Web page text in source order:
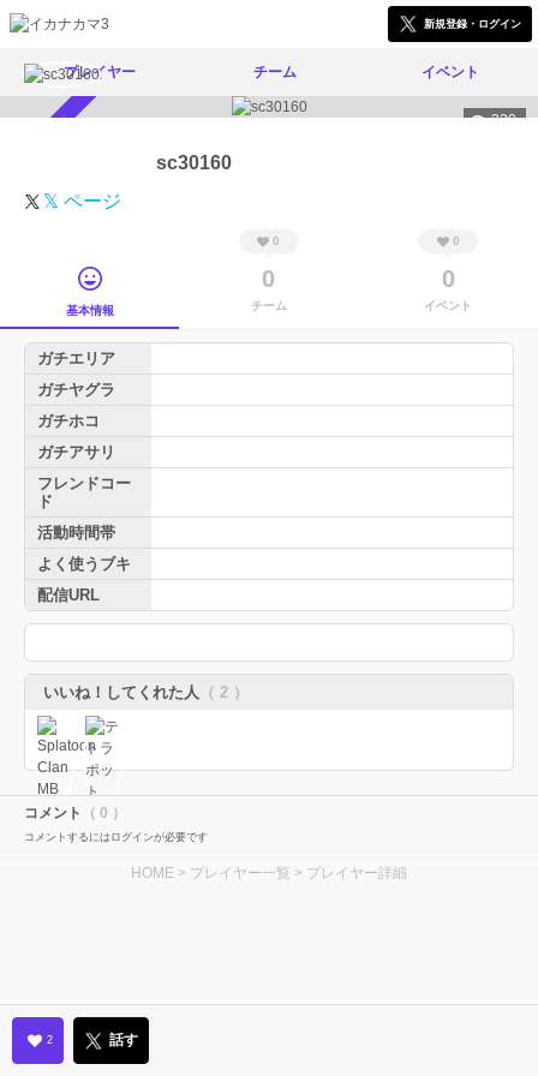
新規登録・ログイン
プレイヤー チーム イベント
320
sc30160
𝕏 ページ
基本情報
0
0
チーム
0
0
イベント
ガチエリア
ガチヤグラ
ガチホコ
ガチアサリ
フレンドコー
ド
活動時間帯
よく使うブキ
配信URL
いいね！してくれた人 （ 2 ）
コメント （ 0 ）
コメントするにはログインが必要です
HOME > プレイヤー一覧 > プレイヤー詳細
2 話す